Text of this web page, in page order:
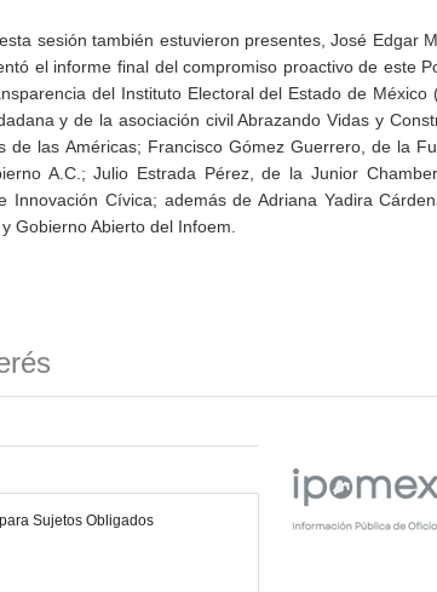
sesión también estuvieron presentes, José Edgar
el informe final del compromiso proactivo de este
del Instituto Electoral del Estado de
y de la asociación civil Abrazando Vidas y
de las Américas; Francisco Gómez Guerrero, de la
A.C.; Julio Estrada Pérez, de la Junior
Innovación Cívica; además de Adriana Yadira
Gobierno Abierto del Infoem.
Sujetos Obligados